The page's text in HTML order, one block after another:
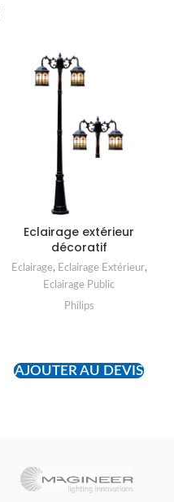
Eclairage extérieur
décoratif
Eclairage, Eclairage Extérieur,
Eclairage Public
Philips
AJOUTER AU DEVIS